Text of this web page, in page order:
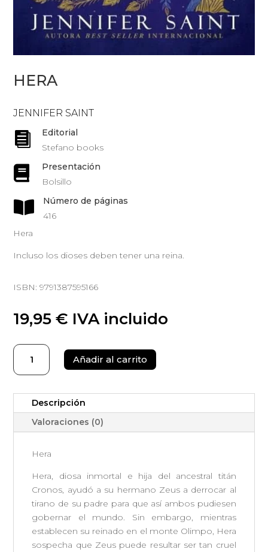
HERA
JENNIFER SAINT

Editorial
Stefano books

Presentación
Bolsillo

Número de páginas
416
Hera
Incluso los dioses deben tener una reina.
ISBN: 9791387595166
19,95€ IVA incluido
Hera
cantidad
Añadir al carrito
Descripción
Valoraciones (0)
Hera
Hera, diosa inmortal e hija del ancestral titán
Cronos, ayudó a su hermano Zeus a derrocar al
tirano de su padre para que así ambos pudiesen
gobernar el mundo. Sin embargo, mientras
establecen su reinado en el monte Olimpo, Hera
sospecha que Zeus puede resultar ser tan cruel